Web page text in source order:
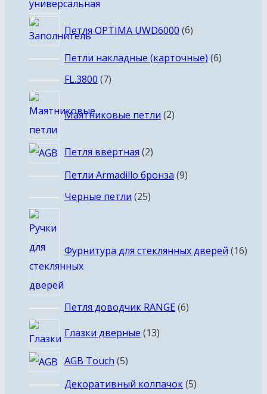
Петля OPTIMA UWD6000 66
Петли накладные (карточные) 66
FL.3800 77
Маятниковые петли 2товара
Петля ввертная 22
товара
Петли Armadillo бронза 99
Черные петли 2525
Фурнитура для стеклянных дверей 16
Петля доводчик RANGE 66
Глазки дверные 1313
AGB Touch 55
товаров
Декоративный колпачок 55